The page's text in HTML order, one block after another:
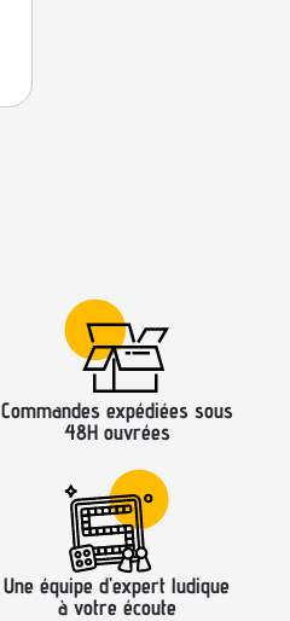
Commandes expédiées sous
48H ouvrées
Une équipe d’expert ludique
à votre écoute